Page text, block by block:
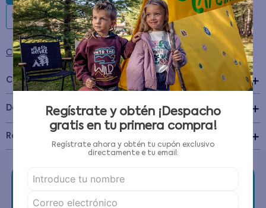
Condiciones para cambios y devoluciones
Características
Detalles del Producto +
Recomendaciones de cuidado
Regístrate y obtén ¡Despacho
gratis en tu primera compra!
Regístrate ahora y obtén tu cupón exclusivo
directamente e tu email: